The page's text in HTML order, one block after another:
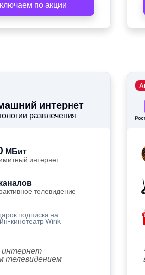
по акции
интернет
развлечения
МБит
интернет
каналов
телевидение
подписка на
кинотеатр Wink
телевидением